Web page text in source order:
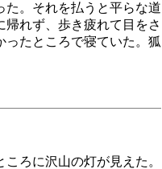
た。それを払うと平らな道
れず、歩き疲れて目をさ
ったところで寝ていた。狐
ろに沢山の灯が見えた。